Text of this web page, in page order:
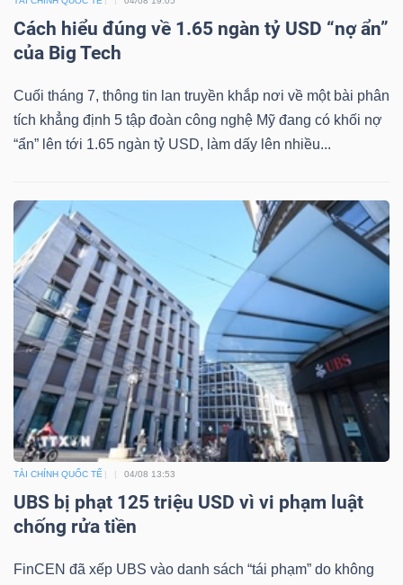
Cách hiểu đúng về 1.65 ngàn tỷ USD “nợ ẩn”
của Big Tech
Cuối tháng 7, thông tin lan truyền khắp nơi về một bài phân
tích khẳng định 5 tập đoàn công nghệ Mỹ đang có khối nợ
“ẩn” lên tới 1.65 ngàn tỷ USD, làm dấy lên nhiều...
TÀI CHÍNH QUỐC TẾ 04/08 13:53
UBS bị phạt 125 triệu USD vì vi phạm luật
chống rửa tiền
FinCEN đã xếp UBS vào danh sách “tái phạm” do không